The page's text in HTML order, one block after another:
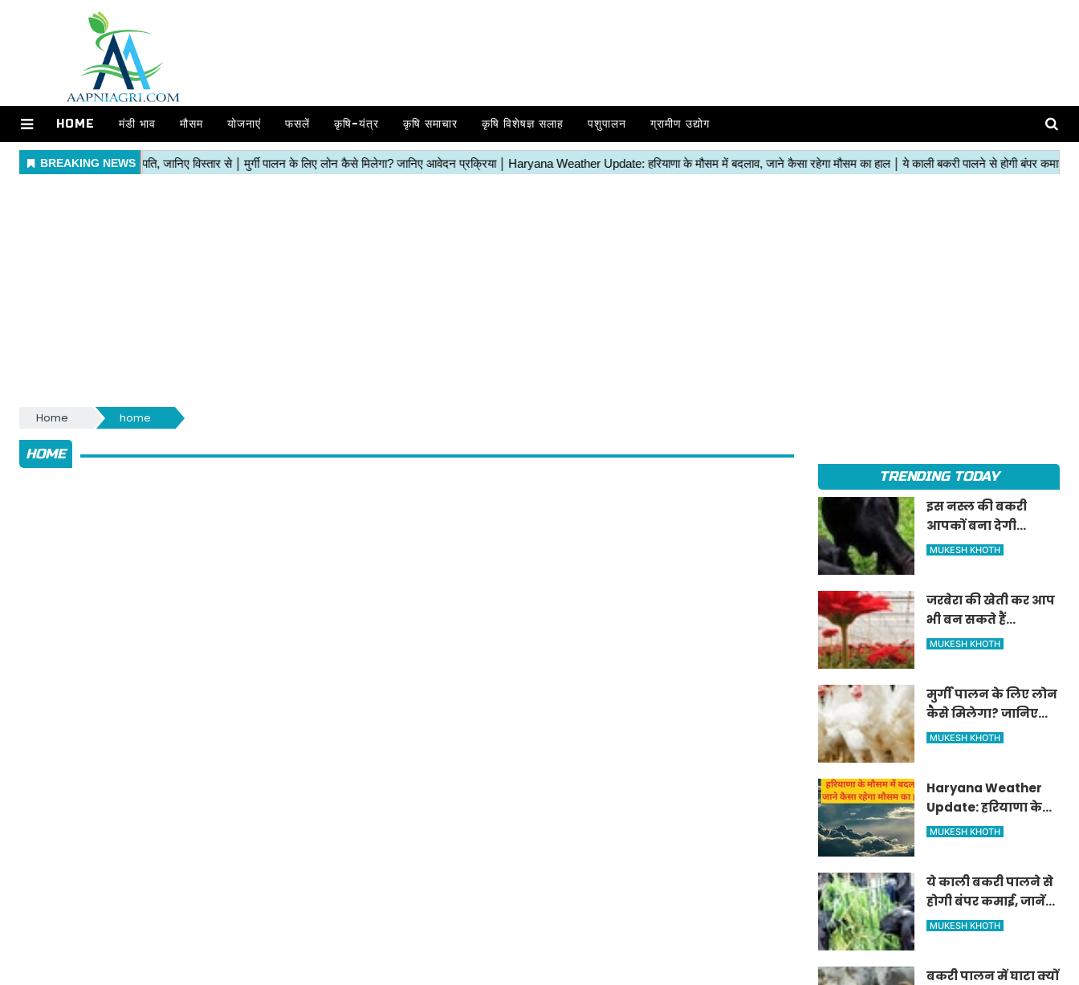
HOME मंडी भाव मौसम योजनाएं फसलें कृषि-यंत्र कृषि समाचार कृषि विशेषज्ञ सलाह पशुपालन ग्रामीण उद्योग
Home home
HOME
TRENDING TODAY
इस नस्ल की बकरी
आपकों बना देगी
मालामाल?
MUKESH KHOTH
जरबेरा की खेती कर आप
भी बन सकते हैं
करोड़पति, जानिए
MUKESH KHOTH
मुर्गी पालन के लिए लोन
कैसे मिलेगा? जानिए
आवेदन प्रक्रिया
MUKESH KHOTH
Haryana Weather
Update: हरियाणा के
मौसम में बदलाव, जाने
MUKESH KHOTH
ये काली बकरी पालने से
होगी बंपर कमाई, जानें
कैसे
MUKESH KHOTH
बकरी पालन में घाटा क्यों